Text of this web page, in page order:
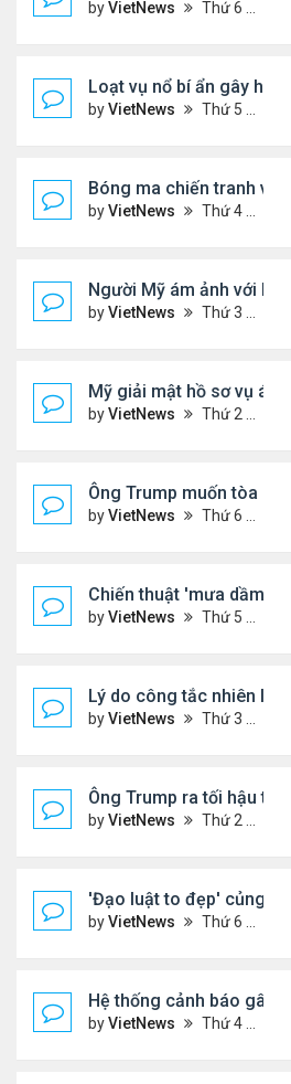
byVietNews Thứ 6 Tháng 7 25, 2025 5:40 pm
Loạt vụ nổ bí ẩn gây
byVietNews Thứ 5 Tháng 7 24, 2025 3:50 pm
Bóng ma chiến tranh với
byVietNews Thứ 4 Tháng 7 23, 2025 5:32 pm
Người Mỹ ám ảnh với hồ
byVietNews Thứ 3 Tháng 7 22, 2025 5:08 pm
Mỹ giải mật hồ sơ vụ ám
byVietNews Thứ 2 Tháng 7 21, 2025 5:36 pm
Ông Trump muốn tòa
byVietNews Thứ 6 Tháng 7 18, 2025 3:50 pm
Chiến thuật 'mưa dầm'
byVietNews Thứ 5 Tháng 7 17, 2025 9:34 am
Lý do công tắc nhiên
byVietNews Thứ 3 Tháng 7 15, 2025 5:56 pm
Ông Trump ra tối hậu thư
byVietNews Thứ 2 Tháng 7 14, 2025 12:49 pm
'Đạo luật to đẹp' củng
byVietNews Thứ 6 Tháng 7 11, 2025 8:45 am
Hệ thống cảnh báo gây
byVietNews Thứ 4 Tháng 7 09, 2025 5:42 pm